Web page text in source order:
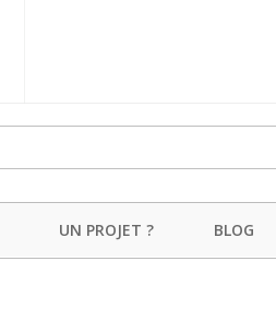
UN PROJET ? BLOG